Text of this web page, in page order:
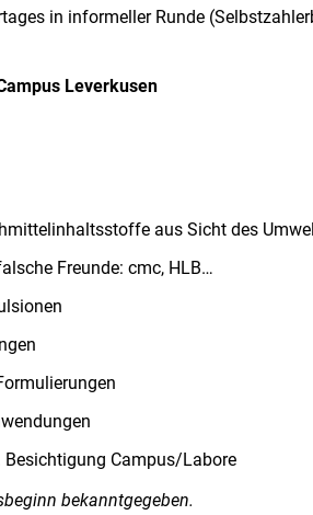
in informeller Runde
Leverkusen
aus Sicht des
Freunde: cmc, HLB…
Campus/Labore
bekanntgegeben.